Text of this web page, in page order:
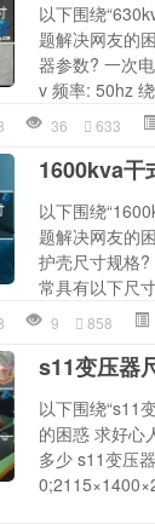
以下围绕
题解决网友的
器参数? 一次
v 频率: 50hz
36 633
1600kva干
以下围绕
题解决网友的
护壳尺寸规格
常具有以下尺
9 858
s11变压器
以下围绕“s11
的困惑 求好心
多少 s11变压